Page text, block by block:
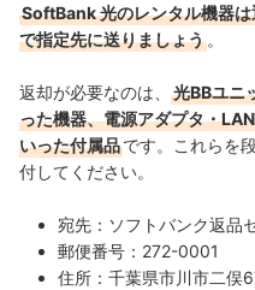
SoftBank 光のレンタル機器
で指定先に送りましょう 。
返却が必要なのは、
光BBユニ
った機器、電源アダプタ・
いった付属品です。これらを
付してください。
宛先：ソフトバンク返品
郵便番号：272-0001
住所：千葉県市川市二俣